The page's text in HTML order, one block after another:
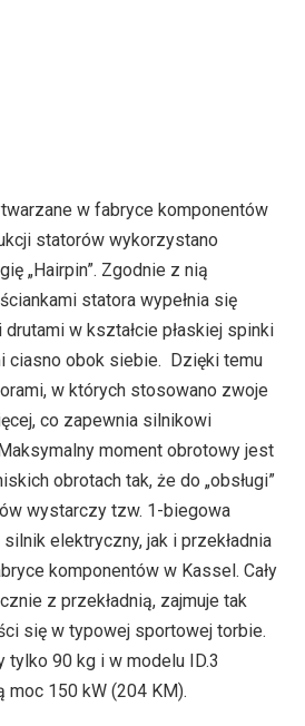
w fabryce komponentów
statorów wykorzystano
„Hairpin”. Zgodnie z nią
statora wypełnia się
w kształcie płaskiej spinki
ciasno obok siebie. Dzięki temu
w których stosowano zwoje
co zapewnia silnikowi
moment obrotowy jest
obrotach tak, że do „obsługi”
wystarczy tzw. 1-biegowa
elektryczny, jak i przekładnia
komponentów w Kassel. Cały
z przekładnią, zajmuje tak
się w typowej sportowej torbie.
tylko 90 kg i w modelu ID.3
moc 150 kW (204 KM).